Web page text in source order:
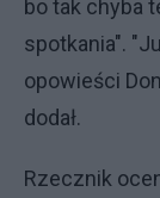
bo tak chyba
spotkania".
opowieści
dodał.
Rzecznik